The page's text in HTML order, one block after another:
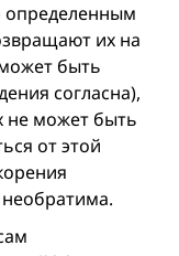
определенным
их на
быть
согласна),
не может быть
от этой